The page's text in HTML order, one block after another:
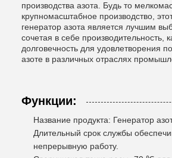
производства азота. Будь то
крупномасштабное производство,
генератор азота является лучшим
сочетая в себе производительность,
долговечность для удовлетворения
азоте в различных отраслях
Функции:
Название продукта: Генератор
Длительный срок службы
непрерывную работу.